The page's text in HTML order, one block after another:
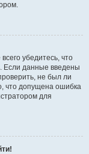
убедитесь, что
Если данные введены
не был ли
что допущена ошибка
для